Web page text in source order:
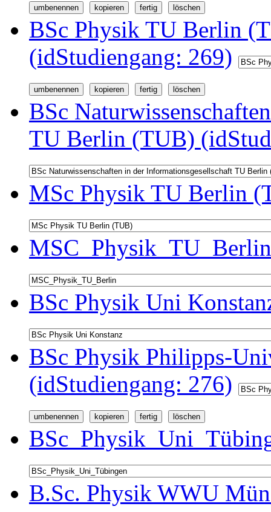
BSc Physik TU Berlin
(idStudiengang: 269)
BSc
TU Berlin (TUB)
MSc Physik TU Berlin
BSc Physik Uni
BSc Physik Philipps-
(idStudiengang: 276)
B.Sc. Physik WWU